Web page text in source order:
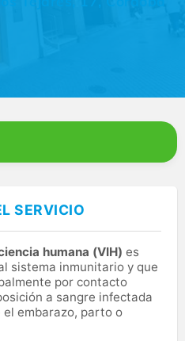
SERVICIO
humana (VIH) es
sistema inmunitario y que
por contacto
a sangre infectada
embarazo, parto o